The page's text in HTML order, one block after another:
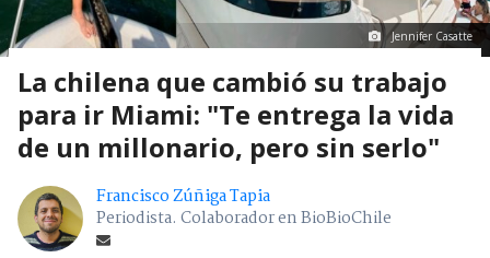
Jennifer Casatte
La chilena que cambió su trabajo
para ir Miami: "Te entrega la vida
de un millonario, pero sin serlo"
Francisco Zúñiga Tapia
Periodista. Colaborador en BioBioChile